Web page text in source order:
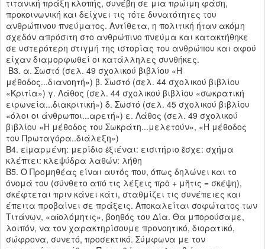
τιτανική πράξη κλοπής, συνέβη σε μια πρώιμη φάση,
προκοινωνική και δείχνει τις τότε δυνατότητες του
ανθρώπινου πνεύματος. Αντίθετα, η πολιτική ήταν ακόμη
σχεδόν απρόσιτη στο ανθρώπινο πνεύμα και κατακτήθηκε
σε υστερότερη στιγμή της ιστορίας του ανθρώπου και αφού
είχαν διαμορφωθεί οι κατάλληλες συνθήκες.
Β3. α. Σωστό (σελ. 49 σχολικού βιβλίου «Η
μέθοδος...διανοητή») β. Σωστό (σελ. 44 σχολικού βιβλίου
«Κριτία») γ. Λάθος (σελ. 44 σχολικού βιβλίου «σωκρατική
ειρωνεία...διακριτική») δ. Σωστό (σελ. 45 σχολικού βιβλίου
«όλοι οι άνθρωποι...αρετή») ε. Λάθος (σελ. 49 σχολικού
βιβλίου «Η μέθοδος του Σωκράτη...μελετούν», «Η μέθοδος
του Πρωταγόρα..διάλεξη»)
Β4. εἱμαρμένη: μερίδιο ἐξιέναι: εισιτήριο ἔσχε: σχήμα
κλέπτει: κλεψύδρα λαθών: λήθη
Β5. Ο Προμηθέας είναι αυτός που, όπως δηλώνει και το
όνομά του (σύνθετο από τις λέξεις πρὸ + μῆτις = σκέψη),
σκέφτεται πριν κάνει κάτι, σταθμίζει τις συνέπειες και
έπειτα προβαίνει σε πράξεις. Αποκαλείται σοφώτατος των
Τιτάνων, «αἰολόμητις», βοηθός του Δία. Θα μπορούσαμε,
λοιπόν, να τον χαρακτηρίσουμε προνοητικό, διορατικό,
σώφρονα, συνετό, προσεκτικό. Σύμφωνα με τον